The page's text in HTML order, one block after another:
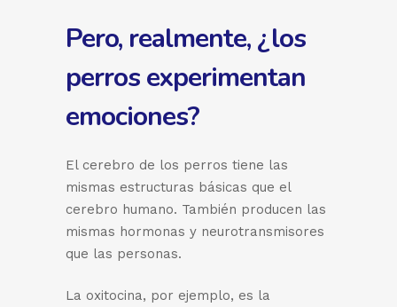
Pero, realmente, ¿los
perros experimentan
emociones?
El cerebro de los perros tiene las
mismas estructuras básicas que el
cerebro humano. También producen las
mismas hormonas y neurotransmisores
que las personas.
La oxitocina, por ejemplo, es la